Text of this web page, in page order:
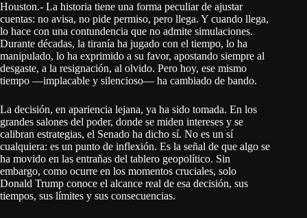
Houston.- La historia tiene una forma peculiar de ajustar
cuentas: no avisa, no pide permiso, pero llega. Y cuando llega,
lo hace con una contundencia que no admite simulaciones.
Durante décadas, la tiranía ha jugado con el tiempo, lo ha
manipulado, lo ha exprimido a su favor, apostando siempre al
desgaste, a la resignación, al olvido. Pero hoy, ese mismo
tiempo —implacable y silencioso— ha cambiado de bando.
La decisión, en apariencia lejana, ya ha sido tomada. En los
grandes salones del poder, donde se miden intereses y se
calibran estrategias, el Senado ha dicho sí. No es un sí
cualquiera: es un punto de inflexión. Es la señal de que algo se
ha movido en las entrañas del tablero geopolítico. Sin
embargo, como ocurre en los momentos cruciales, solo
Donald Trump conoce el alcance real de esa decisión, sus
tiempos, sus límites y sus consecuencias.